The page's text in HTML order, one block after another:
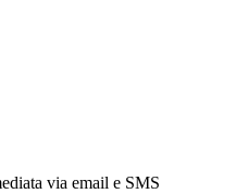
via email e SMS